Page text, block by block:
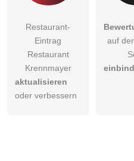
Restaurant-
Eintrag
Restaurant
Krennmayer
aktualisieren
oder verbessern
auf